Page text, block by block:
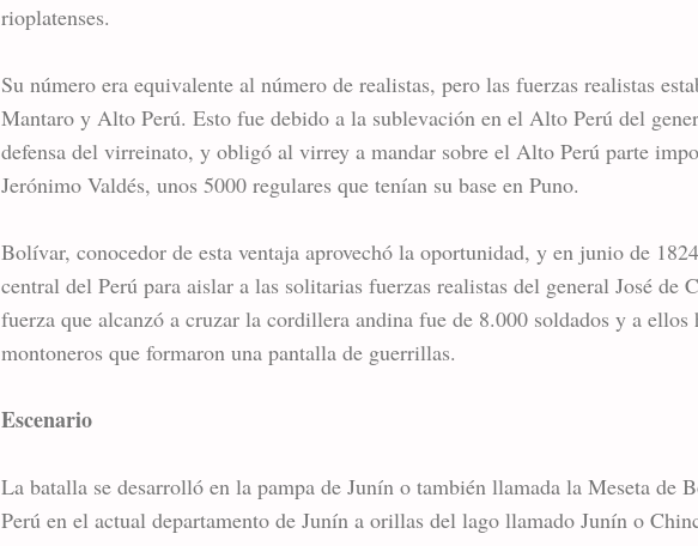
rioplatenses.
Su número era equivalente al número de realistas, pero las fuerzas realistas
Mantaro y Alto Perú. Esto fue debido a la sublevación en el Alto Perú del
defensa del virreinato, y obligó al virrey a mandar sobre el Alto Perú parte
Jerónimo Valdés, unos 5000 regulares que tenían su base en Puno.
Bolívar, conocedor de esta ventaja aprovechó la oportunidad, y en junio de
central del Perú para aislar a las solitarias fuerzas realistas del general José de
fuerza que alcanzó a cruzar la cordillera andina fue de 8.000 soldados y a ellos
montoneros que formaron una pantalla de guerrillas.
Escenario
La batalla se desarrolló en la pampa de Junín o también llamada la Meseta de
Perú en el actual departamento de Junín a orillas del lago llamado Junín o